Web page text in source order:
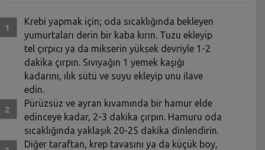
Krebi yapmak için; oda sıcaklığında bekleyen
yumurtaları derin bir kaba kırın. Tuzu ekleyip
tel çırpıcı ya da mikserin yüksek devriyle 1-2
dakika çırpın. Sıvıyağın 1 yemek kaşığı
kadarını, ılık sütü ve suyu ekleyip unu ilave
edin.
Pürüzsüz ve ayran kıvamında bir hamur elde
edinceye kadar, 2-3 dakika çırpın. Hamuru oda
sıcaklığında yaklaşık 20-25 dakika dinlendirin.
Diğer taraftan, krep tavasını ya da küçük boy,